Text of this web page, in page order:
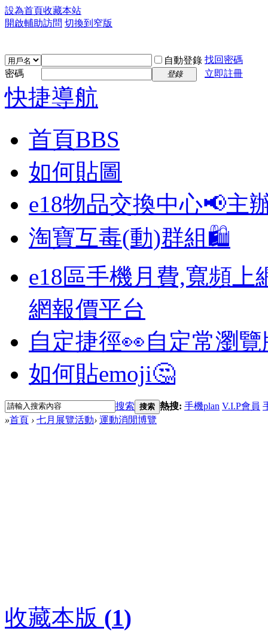
設為首頁收藏本站
開啟輔助訪問 切換到窄版
自動登錄 找回密碼
密碼
登錄 立即註冊
快捷導航
首頁BBS
如何貼圖
e18物品交換中心📢主
淘寶互毒(動)群組🛍️
e18區手機月費,寬頻上
網報價平台
自定捷徑👀自定常瀏
如何貼emoji🤔
搜索 搜索 熱搜: 手機plan V.I.P會員
»首頁 › 七月展覽活動› 運動消閒博覽
收藏本版 (1)